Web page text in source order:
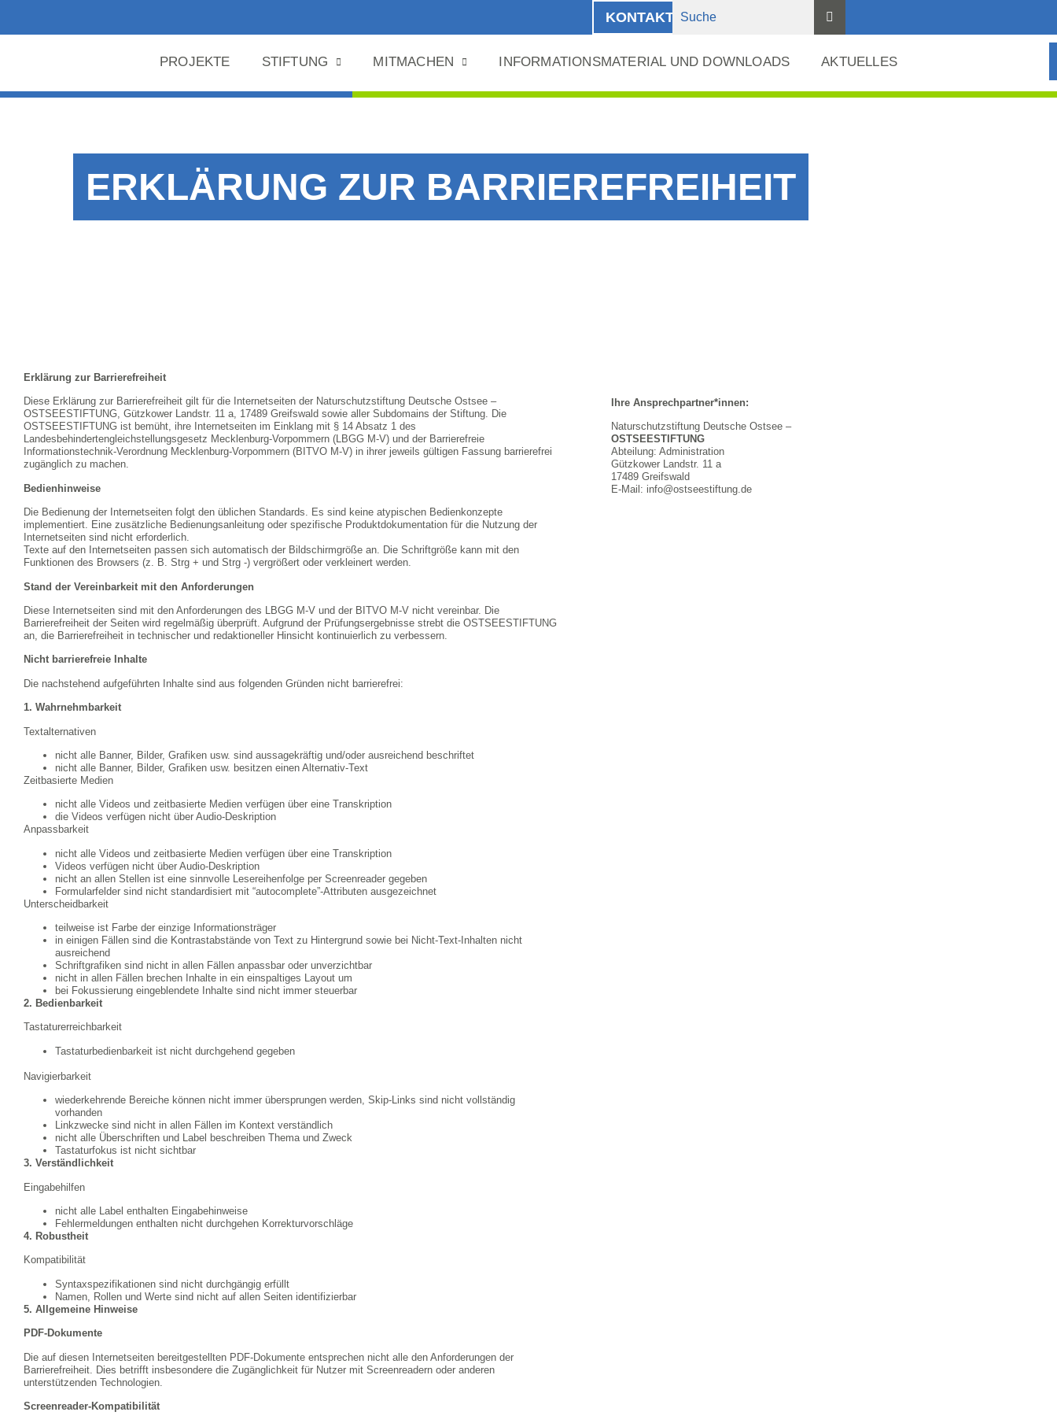
KONTAKT
PROJEKTE STIFTUNG MITMACHEN INFORMATIONSMATERIAL UND DOWNLOADS AKTUELLES
ERKLÄRUNG ZUR BARRIEREFREIHEIT
Erklärung zur Barrierefreiheit
Diese Erklärung zur Barrierefreiheit gilt für die Internetseiten der Naturschutzstiftung Deutsche Ostsee –
OSTSEESTIFTUNG, Gützkower Landstr. 11 a, 17489 Greifswald sowie aller Subdomains der Stiftung. Die
OSTSEESTIFTUNG ist bemüht, ihre Internetseiten im Einklang mit § 14 Absatz 1 des
Landesbehindertengleichstellungsgesetz Mecklenburg-Vorpommern (LBGG M-V) und der Barrierefreie
Informationstechnik-Verordnung Mecklenburg-Vorpommern (BITVO M-V) in ihrer jeweils gültigen Fassung barrierefrei
zugänglich zu machen.
Bedienhinweise
Die Bedienung der Internetseiten folgt den üblichen Standards. Es sind keine atypischen Bedienkonzepte
implementiert. Eine zusätzliche Bedienungsanleitung oder spezifische Produktdokumentation für die Nutzung der
Internetseiten sind nicht erforderlich.
Texte auf den Internetseiten passen sich automatisch der Bildschirmgröße an. Die Schriftgröße kann mit den
Funktionen des Browsers (z. B. Strg + und Strg -) vergrößert oder verkleinert werden.
Stand der Vereinbarkeit mit den Anforderungen
Diese Internetseiten sind mit den Anforderungen des LBGG M-V und der BITVO M-V nicht vereinbar. Die
Barrierefreiheit der Seiten wird regelmäßig überprüft. Aufgrund der Prüfungsergebnisse strebt die OSTSEESTIFTUNG
an, die Barrierefreiheit in technischer und redaktioneller Hinsicht kontinuierlich zu verbessern.
Nicht barrierefreie Inhalte
Die nachstehend aufgeführten Inhalte sind aus folgenden Gründen nicht barrierefrei:
1. Wahrnehmbarkeit
Textalternativen
nicht alle Banner, Bilder, Grafiken usw. sind aussagekräftig und/oder ausreichend beschriftet
nicht alle Banner, Bilder, Grafiken usw. besitzen einen Alternativ-Text
Zeitbasierte Medien
nicht alle Videos und zeitbasierte Medien verfügen über eine Transkription
die Videos verfügen nicht über Audio-Deskription
Anpassbarkeit
nicht alle Videos und zeitbasierte Medien verfügen über eine Transkription
Videos verfügen nicht über Audio-Deskription
nicht an allen Stellen ist eine sinnvolle Lesereihenfolge per Screenreader gegeben
Formularfelder sind nicht standardisiert mit “autocomplete”-Attributen ausgezeichnet
Unterscheidbarkeit
teilweise ist Farbe der einzige Informationsträger
in einigen Fällen sind die Kontrastabstände von Text zu Hintergrund sowie bei Nicht-Text-Inhalten nicht
ausreichend
Schriftgrafiken sind nicht in allen Fällen anpassbar oder unverzichtbar
nicht in allen Fällen brechen Inhalte in ein einspaltiges Layout um
bei Fokussierung eingeblendete Inhalte sind nicht immer steuerbar
2. Bedienbarkeit
Tastaturerreichbarkeit
Tastaturbedienbarkeit ist nicht durchgehend gegeben
Navigierbarkeit
wiederkehrende Bereiche können nicht immer übersprungen werden, Skip-Links sind nicht vollständig
vorhanden
Linkzwecke sind nicht in allen Fällen im Kontext verständlich
nicht alle Überschriften und Label beschreiben Thema und Zweck
Tastaturfokus ist nicht sichtbar
3. Verständlichkeit
Eingabehilfen
nicht alle Label enthalten Eingabehinweise
Fehlermeldungen enthalten nicht durchgehen Korrekturvorschläge
4. Robustheit
Kompatibilität
Syntaxspezifikationen sind nicht durchgängig erfüllt
Namen, Rollen und Werte sind nicht auf allen Seiten identifizierbar
5. Allgemeine Hinweise
PDF-Dokumente
Die auf diesen Internetseiten bereitgestellten PDF-Dokumente entsprechen nicht alle den Anforderungen der
Barrierefreiheit. Dies betrifft insbesondere die Zugänglichkeit für Nutzer mit Screenreadern oder anderen
unterstützenden Technologien.
Screenreader-Kompatibilität
Ihre Ansprechpartner*innen:
Naturschutzstiftung Deutsche Ostsee –
OSTSEESTIFTUNG
Abteilung: Administration
Gützkower Landstr. 11 a
17489 Greifswald
E-Mail: info@ostseestiftung.de